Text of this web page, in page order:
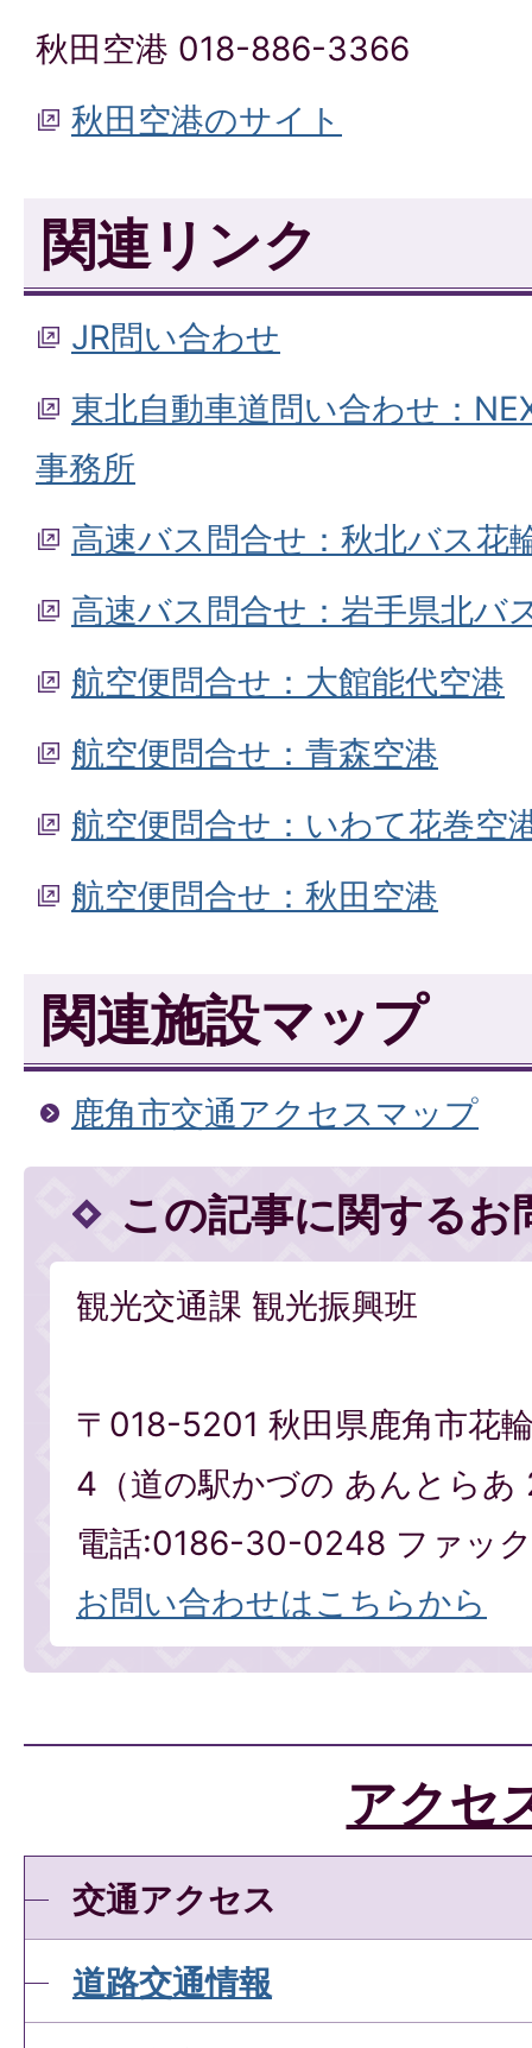
秋田空港 018-886-3366
秋田空港のサイト
関連リンク
JR問い合わせ
東北自動車道問い合わせ：
事務所
高速バス問合せ：秋北バス花
高速バス問合せ：岩手県北バ
航空便問合せ：大館能代空港
航空便問合せ：青森空港
航空便問合せ：いわて花巻空
航空便問合せ：秋田空港
関連施設マップ
鹿角市交通アクセスマップ
この記事に関するお
観光交通課 観光振興班
〒018-5201 秋田県鹿角市花
4（道の駅かづの あんとらあ
電話:0186-30-0248 ファッ
お問い合わせはこちらから
アクセ
交通アクセス
道路交通情報